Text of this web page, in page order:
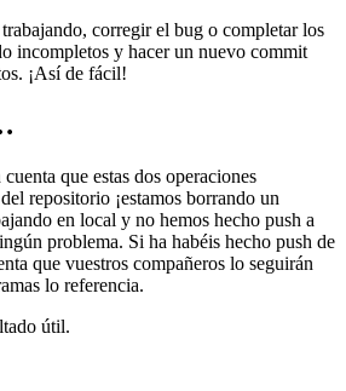
corregir el bug o completar los
incompletos y hacer un nuevo commit
¡Así de fácil!
que estas dos operaciones
repositorio ¡estamos borrando un
en local y no hemos hecho push a
problema. Si ha habéis hecho push de
que vuestros compañeros lo seguirán
lo referencia.
útil.